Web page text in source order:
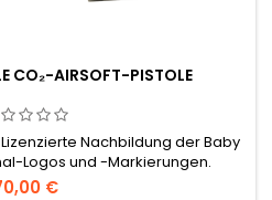
CO₂-AIRSOFT-PISTOLE
Nachbildung der Baby
Logos und -Markierungen.
€